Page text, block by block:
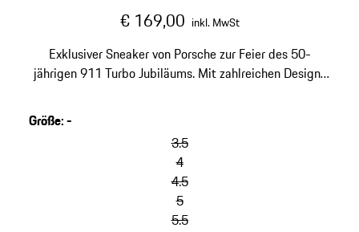
€ 169,00 inkl. MwSt
Exklusiver Sneaker von Porsche zur Feier des 50-
jährigen 911 Turbo Jubiläums. Mit zahlreichen Design-
Größe:-
3.5
4
4.5
5
5.5